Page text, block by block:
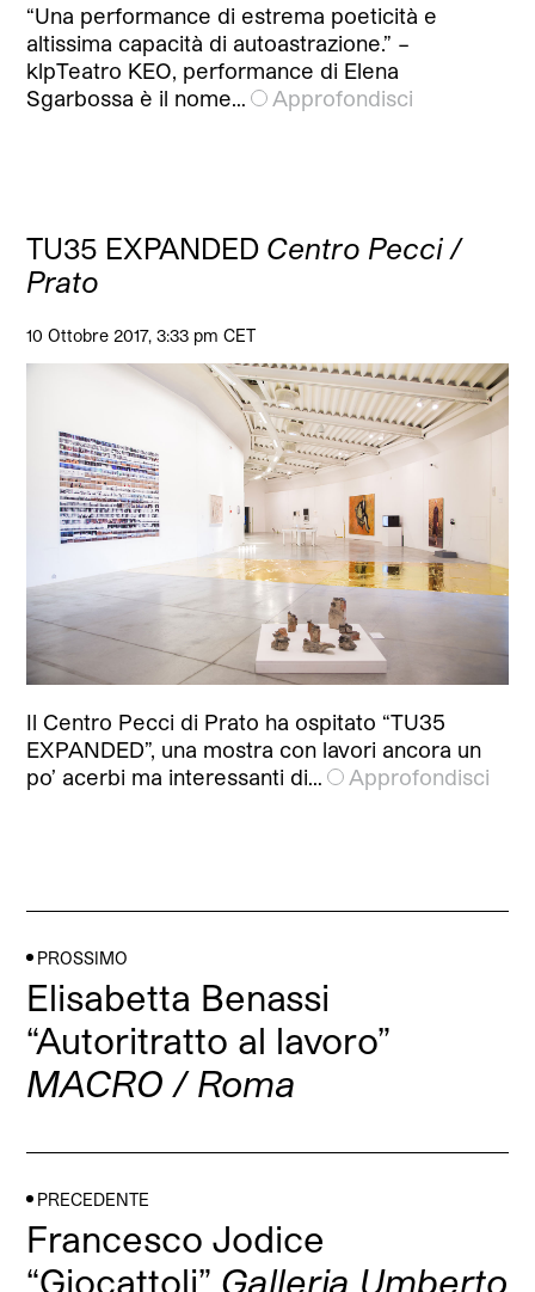
“Una performance di estrema poeticità e
altissima capacità di autoastrazione.” –
klpTeatro KEO, performance di Elena
Sgarbossa è il nome…
Approfondisci
TU35 EXPANDED Centro Pecci /
Prato
10 Ottobre 2017, 3:33 pm CET
Il Centro Pecci di Prato ha ospitato “TU35
EXPANDED”, una mostra con lavori ancora un
po’ acerbi ma interessanti di…
Approfondisci
PROSSIMO
Elisabetta Benassi
“Autoritratto al lavoro”
MACRO / Roma
PRECEDENTE
Francesco Jodice
“Giocattoli” Galleria Umberto